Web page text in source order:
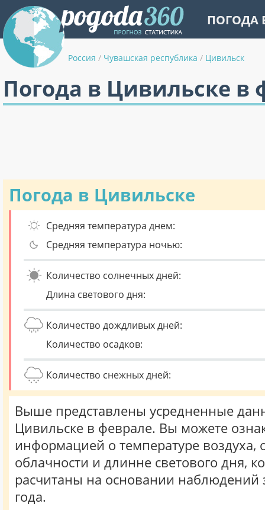
ПОГОДА
Россия / Чувашская республика / Цивильск
Погода в Цивильске в
Погода в Цивильске
Средняя температура днем:
Средняя температура ночью:
Количество солнечных дней:
Длина светового дня:
Количество дождливых дней:
Количество осадков:
Количество снежных дней:
Выше представлены усредненные
Цивильске в феврале. Вы можете
информацией о температуре воздуха,
облачности и длинне светового дня,
расчитаны на основании наблюдений
года.